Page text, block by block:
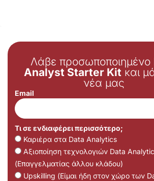
Λάβε προσωποποιημένο
Analyst Starter Kit και
νέα μας
Email
Τι σε ενδιαφέρει περισσότερο;
Καριέρα στα Data Analytics
Αξιοποίηση τεχνολογιών Data
(Επαγγελματίας άλλου κλάδου)
Upskilling (Είμαι ήδη στον χώρο των